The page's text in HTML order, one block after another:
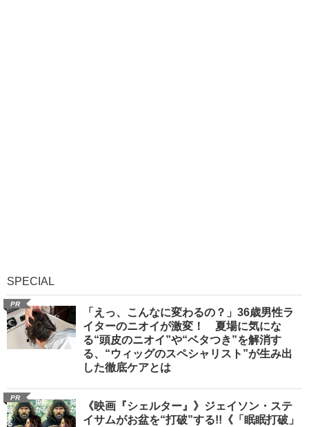
SPECIAL
PR
「えっ、こんなに変わるの？」36歳男性ラ
イターのニオイが激変！ 夏場に気にな
る“頭皮のニオイ”や“ベタつき”を解消す
る、“ウィッグのスペシャリスト”が生み出
した徹底ケアとは
PR
《映画『シェルター』》ジェイソン・ステ
イサムがお盆を“打破”する!!《「眠眠打破」